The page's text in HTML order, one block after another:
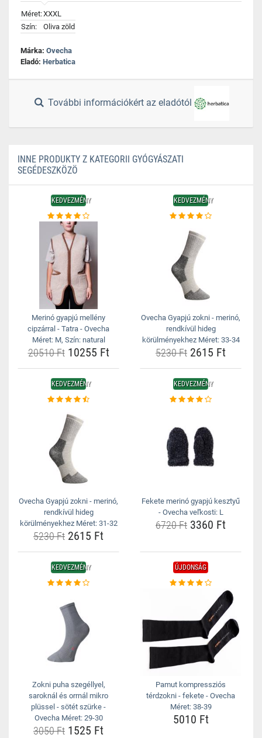
Méret:XXXL
Szín:
Oliva zöld
Márka: Ovecha
Eladó: Herbatica
További információkért az eladótól
INNE PRODUKTY Z KATEGORII GYÓGYÁSZATI
SEGÉDESZKÖZÖ
KEDVEZMÉNY
Merinó gyapjú mellény
cipzárral - Tatra - Ovecha
Méret: M, Szín: natural
20510 Ft10255 Ft
KEDVEZMÉNY
Ovecha Gyapjú zokni - merinó,
rendkívül hideg
körülményekhez Méret: 33-34
5230 Ft 2615 Ft
KEDVEZMÉNY
Ovecha Gyapjú zokni - merinó,
rendkívül hideg
körülményekhez Méret: 31-32
5230 Ft 2615 Ft
KEDVEZMÉNY
Fekete merinó gyapjú kesztyű
- Ovecha veľkosti: L
6720 Ft 3360 Ft
KEDVEZMÉNY
Zokni puha szegéllyel,
saroknál és orrnál mikro
plüssel - sötét szürke -
Ovecha Méret: 29-30
3050 Ft 1525 Ft
ÚJDONSÁG
Pamut kompressziós
térdzokni - fekete - Ovecha
Méret: 38-39
5010 Ft